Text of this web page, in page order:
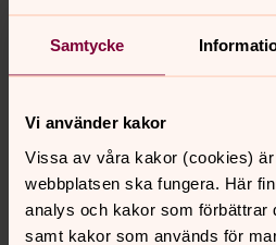
Samtycke
Vi använder kakor
Vissa av våra kakor (cookies)
webbplatsen ska fungera. Här
analys och kakor som förbättrar
samt kakor som används för
Mjällby kyrka